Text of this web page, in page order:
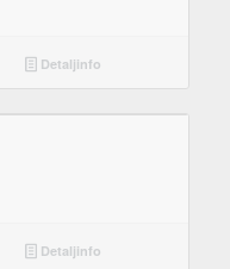
Detaljinfo
Detaljinfo